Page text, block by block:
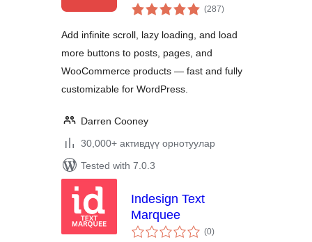
More, & Lazy Load
(287total
ratings
)
Add infinite scroll, lazy loading, and load
more buttons to posts, pages, and
WooCommerce products — fast and fully
customizable for WordPress.
Darren Cooney
30,000+ активдүү орнотуулар
Tested with 7.0.3
Indesign Text
Marquee
(0total
ratings
)